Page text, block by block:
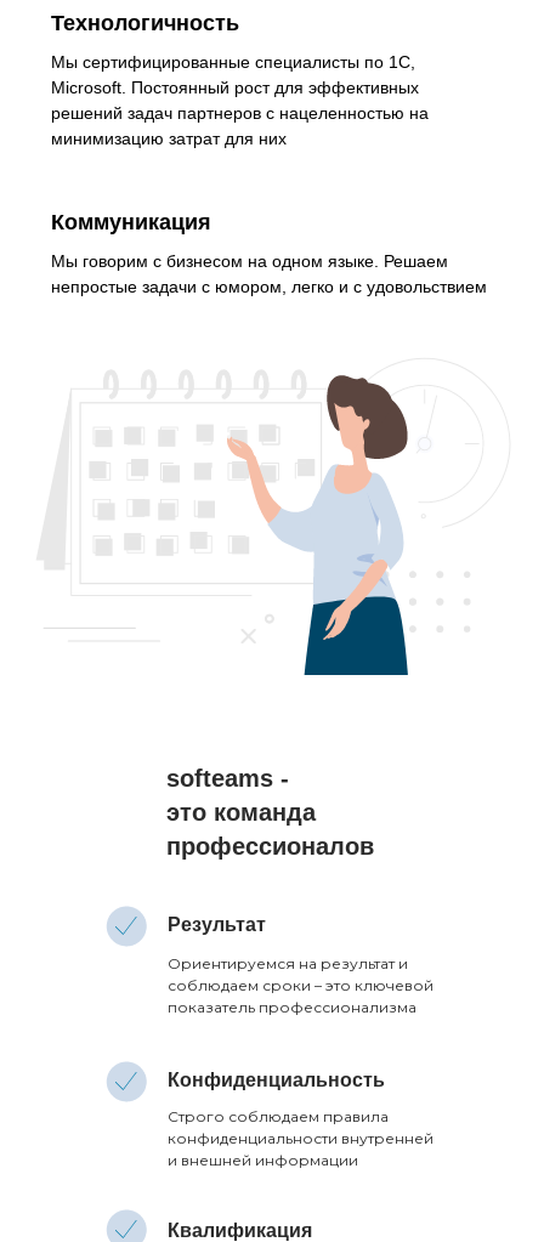
Технологичность
Мы сертифицированные специалисты по 1С,
Microsoft. Постоянный рост для эффективных
решений задач партнеров с нацеленностью на
минимизацию затрат для них
Коммуникация
Мы говорим с бизнесом на одном языке. Решаем
непростые задачи с юмором, легко и с удовольствием
Ориентируемся на результат и
соблюдаем сроки – это ключевой
показатель профессионализма
Результат
softeams -
это команда
профессионалов
Строго соблюдаем правила
конфиденциальности внутренней
и внешней информации
Конфиденциальность
Квалификация